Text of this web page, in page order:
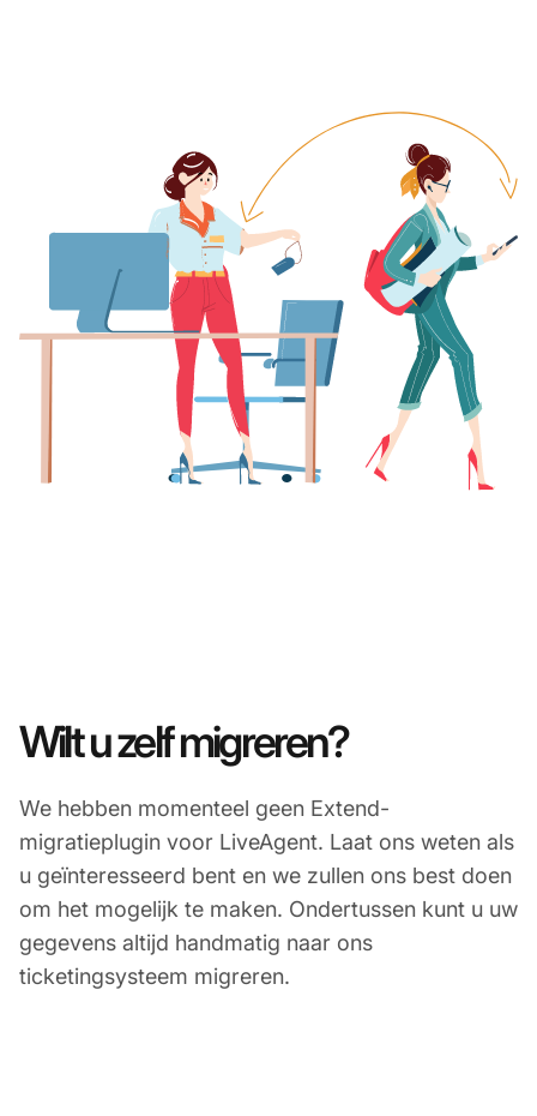
Wilt u zelf migreren?
We hebben momenteel geen Extend-
migratieplugin voor LiveAgent. Laat ons weten als
u geïnteresseerd bent en we zullen ons best doen
om het mogelijk te maken. Ondertussen kunt u uw
gegevens altijd handmatig naar ons
ticketingsysteem migreren.